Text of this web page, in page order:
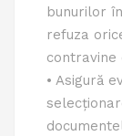
bunurilor
refuza
contravine
• Asigură